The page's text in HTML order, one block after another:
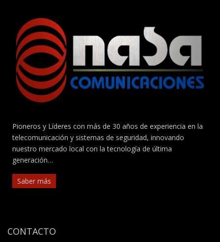
Pioneros y Líderes con más de 30 años de experiencia en la
telecomunicación y sistemas de seguridad, innovando
nuestro mercado local con la tecnología de última
generación…
Saber más
CONTACTO